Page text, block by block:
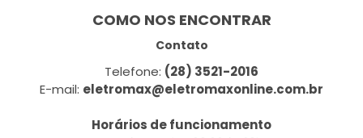
COMO NOS ENCONTRAR
Contato
Telefone: (28) 3521-2016
E-mail: eletromax@eletromaxonline.com.br
Horários de funcionamento